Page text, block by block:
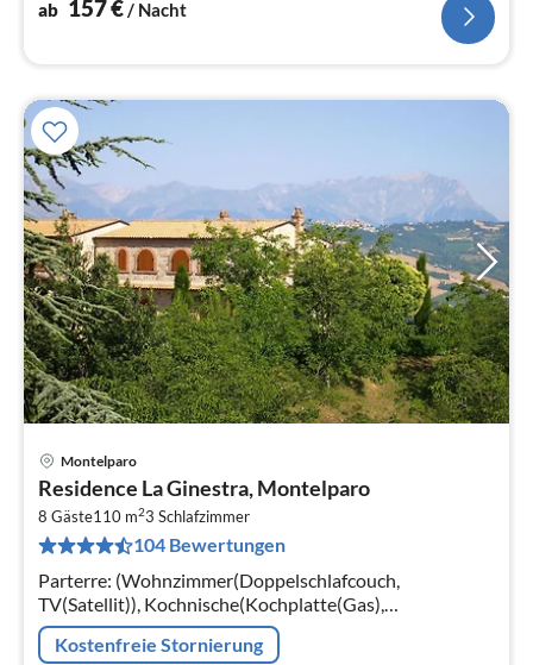
ab 157€/ Nacht
Montelparo
Residence La Ginestra, Montelparo
8 Gäste110 m23 Schlafzimmer
104 Bewertungen
Parterre: (Wohnzimmer(Doppelschlafcouch,
TV(Satellit)), Kochnische(Kochplatte(Gas),
Kaffeemaschine, Backofen, Kühlschrank),
Schlafzimmer(Einzelbett, Etagenbett)
Kostenfreie Stornierung